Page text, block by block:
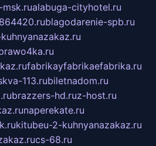
alabuga-cityhotel.ru
blagodarenie-spb.ru
fabrikayfabrikaefabrika.ru
113.rubiletnadom.ru
brazzers-hd.ruz-host.ru
naperekate.ru
kitubeu-2-kuhnyanazakaz.ru
cs-68.ru